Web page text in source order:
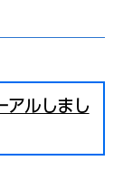
アルしまし